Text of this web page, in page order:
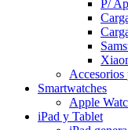
P/
Accesorios
Smartwatches
Apple
iPad y Tablet